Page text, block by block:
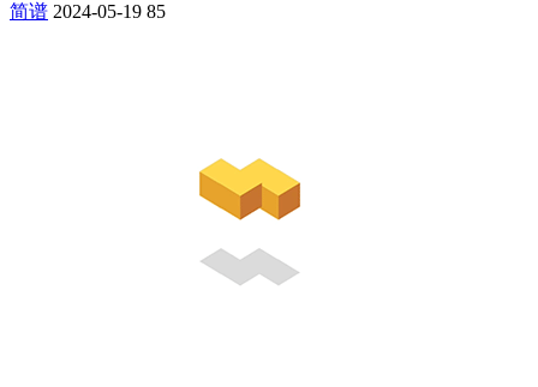
简谱 2024-05-19 85